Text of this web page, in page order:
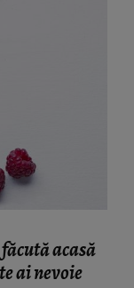
acasă
ai nevoie